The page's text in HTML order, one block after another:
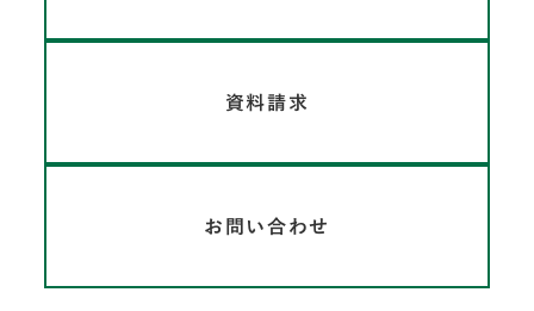
資料請求
お問い合わせ